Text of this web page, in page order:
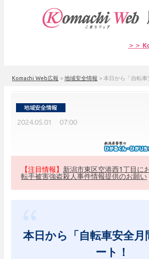
＞＞
Komachi Web広報 > 地域安全情報 > 本日から「自転車
2024.05.01 07:00
【注目情報】 新潟市東区空港西1丁目に
転手被害強盗殺人事件情報提供のお願い
本日から「自転車安全月
ート！